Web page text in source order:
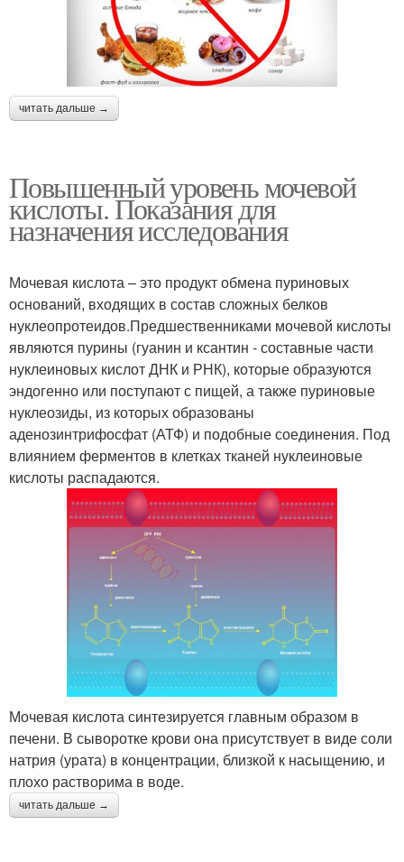
читать дальше →
Повышенный уровень мочевой
кислоты. Показания для
назначения исследования
Мочевая кислота – это продукт обмена пуриновых
оснований, входящих в состав сложных белков
нуклеопротеидов.Предшественниками мочевой кислоты
являются пурины (гуанин и ксантин - составные части
нуклеиновых кислот ДНК и РНК), которые образуются
эндогенно или поступают с пищей, а также пуриновые
нуклеозиды, из которых образованы
аденозинтрифосфат (АТФ) и подобные соединения. Под
влиянием ферментов в клетках тканей нуклеиновые
кислоты распадаются.
Мочевая кислота синтезируется главным образом в
печени. В сыворотке крови она присутствует в виде соли
натрия (урата) в концентрации, близкой к насыщению, и
плохо растворима в воде.
читать дальше →